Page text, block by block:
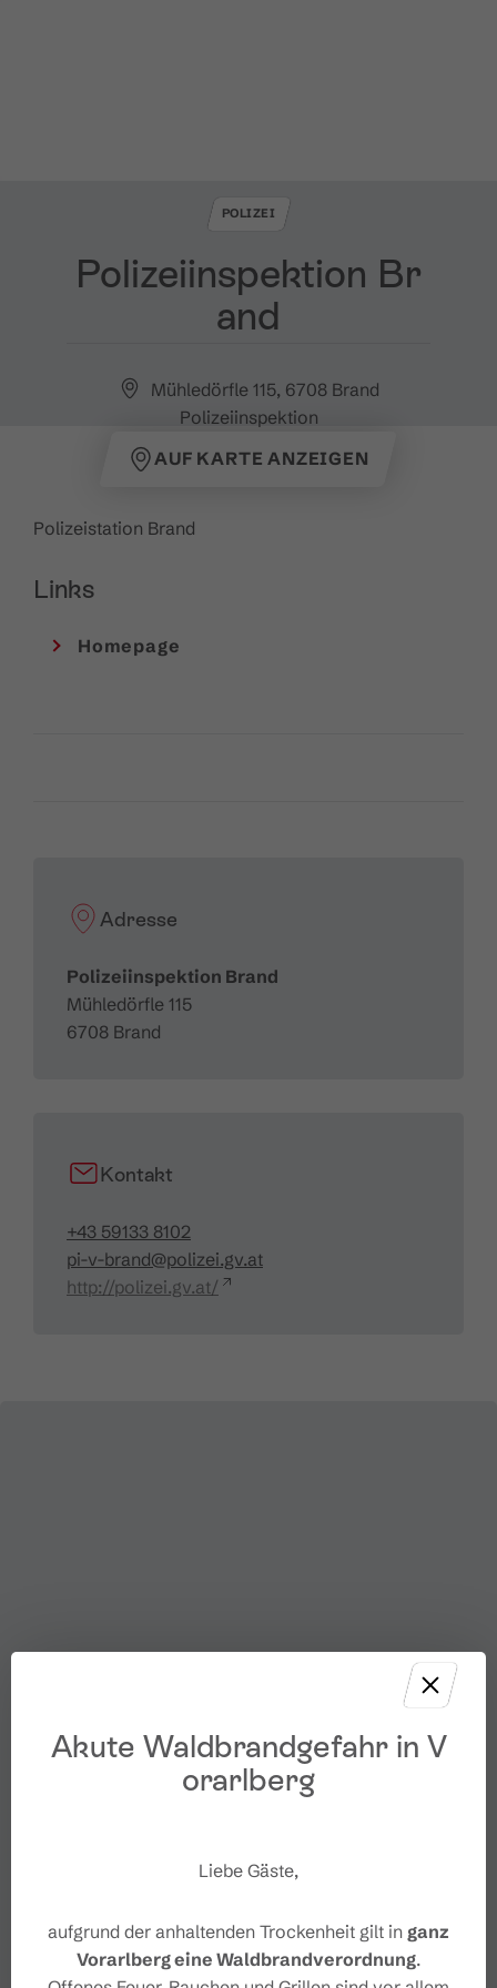
Polizeiinspektion Br
and
POLIZEI
Mühledörfle 115, 6708 Brand
Polizeiinspektion
AUF KARTE ANZEIGEN
Polizeistation Brand
Links
Homepage
Adresse
Polizeiinspektion Brand
Mühledörfle 115
6708 Brand
Kontakt
+43 59133 8102
pi-v-brand@polizei.gv.at
http://polizei.gv.at/
Akute Waldbrandgefahr in V
orarlberg
Liebe Gäste,
aufgrund der anhaltenden Trockenheit gilt in ganz
Vorarlberg eine Waldbrandverordnung.